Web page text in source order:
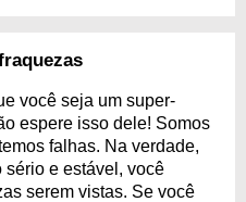
você seja um super-
espere isso dele! Somos
falhas. Na verdade,
sério e estável, você
serem vistas. Se você